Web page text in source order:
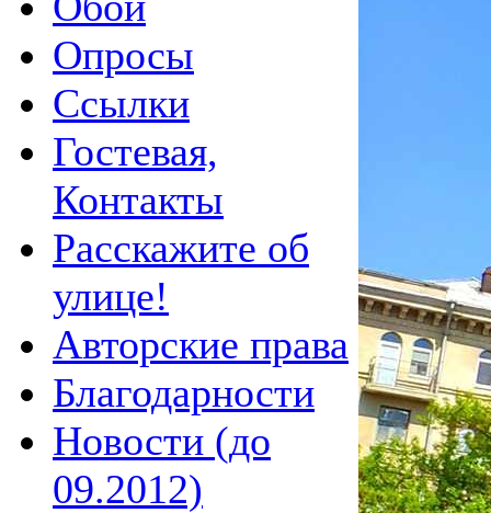
Опросы
Ссылки
Гостевая,
Контакты
Расскажите об
улице!
Авторские права
Благодарности
Новости (до
09.2012)